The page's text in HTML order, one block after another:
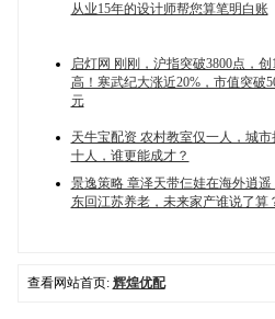
从业15年的设计师帮您算笔明白账
启灯网 刚刚，沪指突破3800点，创
高！寒武纪大涨近20%，市值突破
元
天牛宝配资 农村教室仅一人，城市
十人，谁更能成才？
景逸策略 章泽天带仨娃在海外逍遥
东回江苏养老，未来家产谁说了算
查看网站首页: 辉煌优配